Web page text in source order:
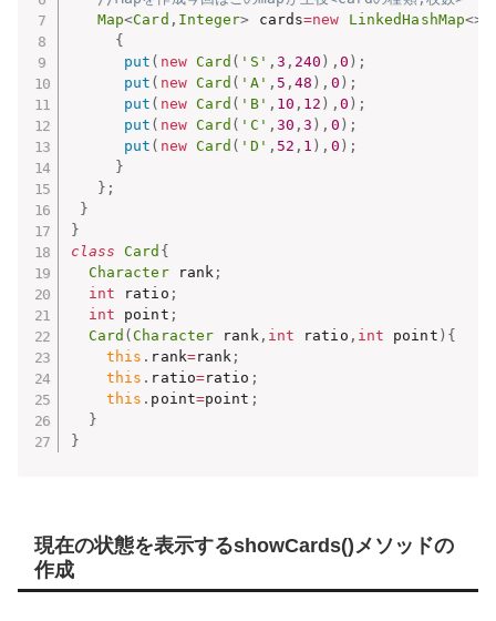
Map<Card , Integer> cards=new LinkedHashMap<>
{
put ( new Card ( 'S' , 3 , 240 ) , 0 ) ;
put ( new Card ( 'A' , 5 ,48 ) , 0 ) ;
put ( new Card ( 'B' , 10 , 12 ) , 0 ) ;
put ( new Card ( 'C' , 30 ,3 ) , 0 ) ;
put ( new Card ( 'D' , 52 , 1 ) , 0 ) ;
}
} ;
}
}
class
Card {
Character rank ;
int ratio ;
int point ;
Card (Character rank, int ratio , int point ) {
this . rank=rank ;
this . ratio=ratio ;
this . point=point ;
}
}
現在の状態を表示するshowCards()メソッドの
作成